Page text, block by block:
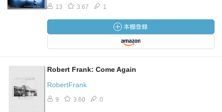
13 3.67 1
Robert Frank: Come Again
RobertFrank
9 3.60 0